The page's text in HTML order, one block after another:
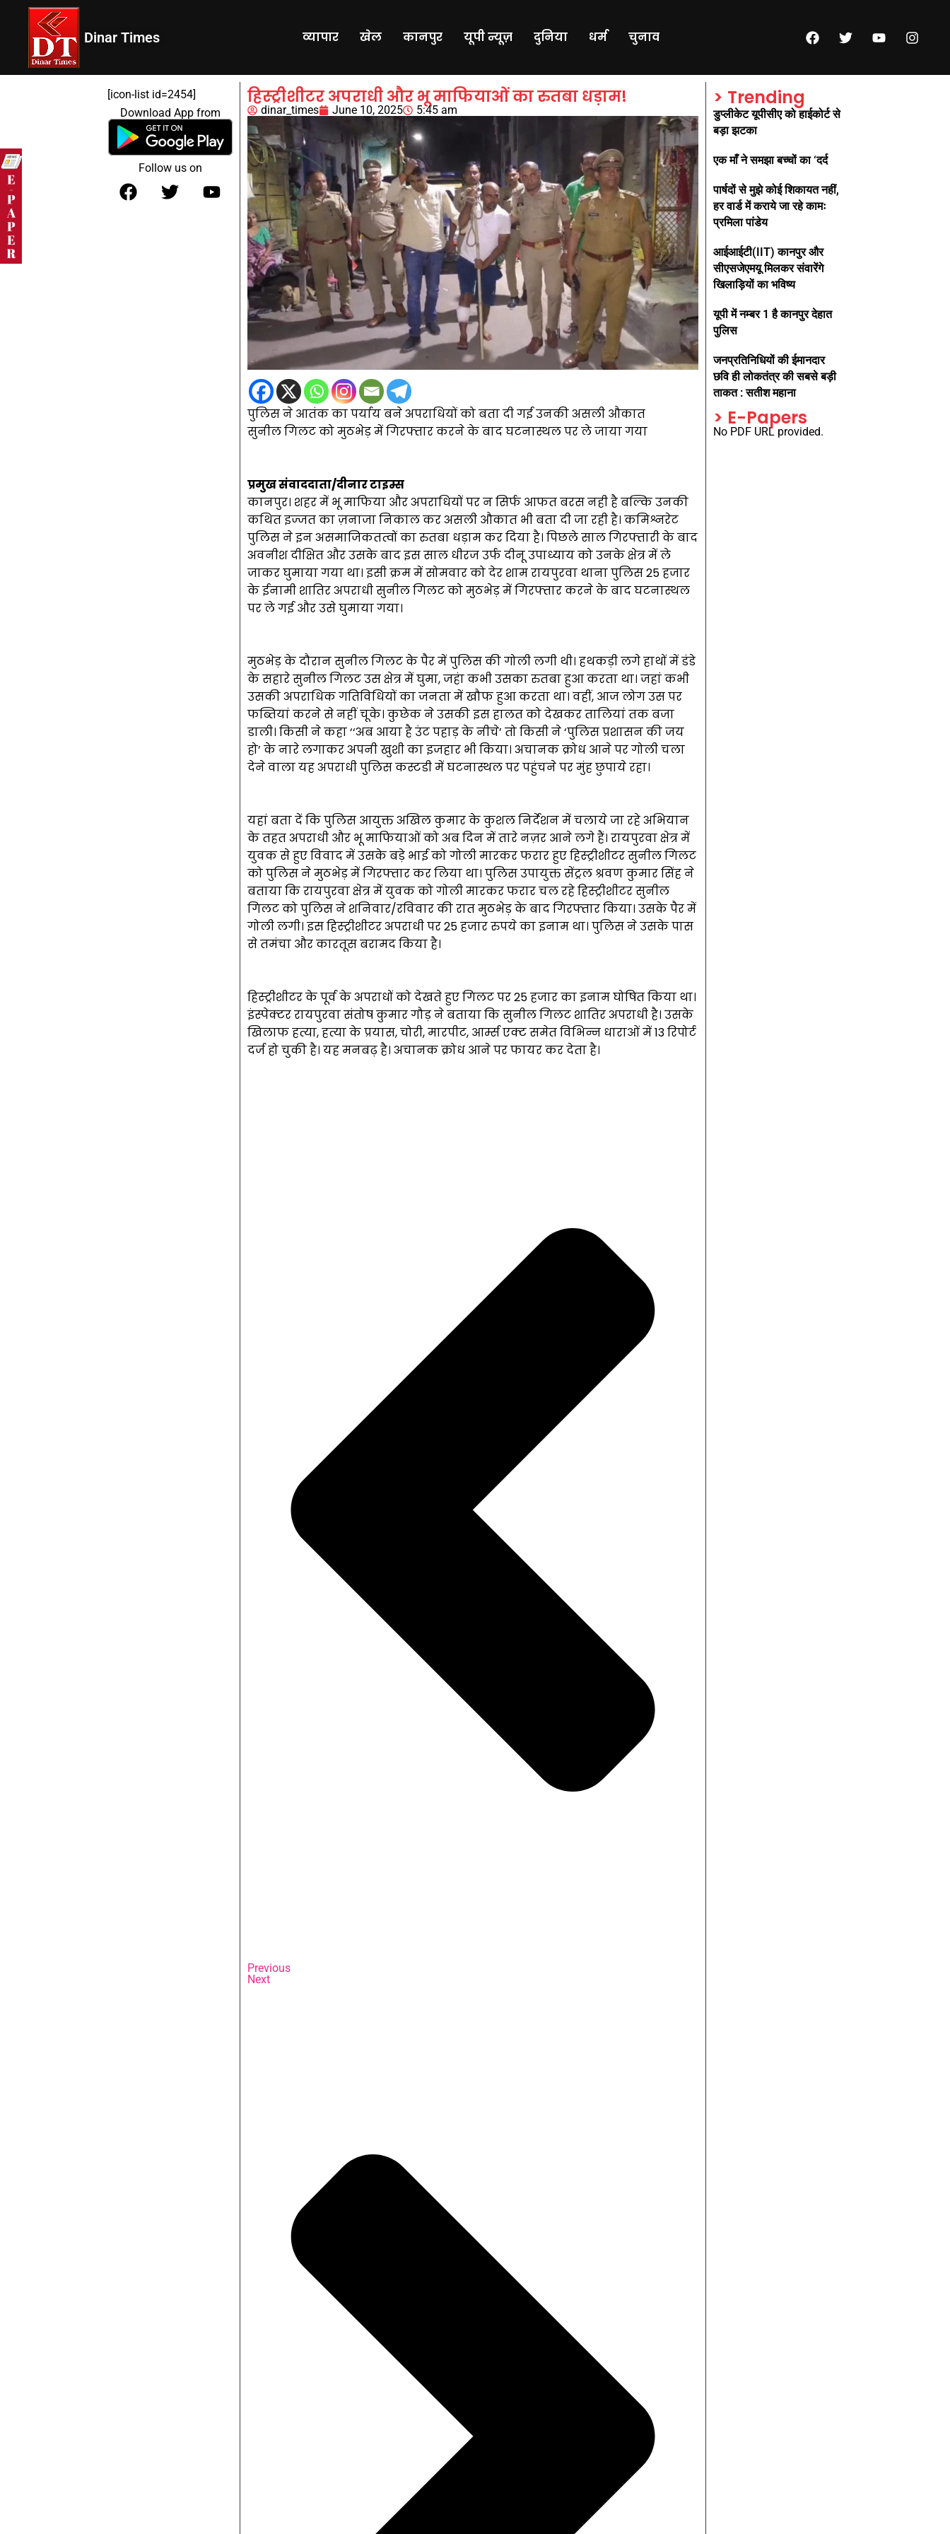
Dinar Times व्यापार खेल कानपुर यूपी न्यूज़ दुनिया धर्म चुनाव
[icon-list id=2454]
Download App from
Follow us on
हिस्ट्रीशीटर अपराधी और भू माफियाओं का रुतबा धड़ाम!
dinar_times June 10, 2025 5:45 am
पुलिस ने आतंक का पर्याय बने अपराधियों को बता दी गई उनकी असली औकात
सुनील गिलट को मुठभेड़ में गिरफ्तार करने के बाद घटनास्थल पर ले जाया गया
प्रमुख संवाददाता/दीनार टाइम्स
कानपुर। शहर में भू माफिया और अपराधियों पर न सिर्फ आफत बरस नही है बल्कि उनकी
कथित इज्जत का ज़नाजा निकाल कर असली औकात भी बता दी जा रही है। कमिश्नरेट
पुलिस ने इन असमाजिकतत्वों का रुतबा धड़ाम कर दिया है। पिछले साल गिरफ्तारी के बाद
अवनीश दीक्षित और उसके बाद इस साल धीरज उर्फ दीनू उपाध्याय को उनके क्षेत्र में ले
जाकर घुमाया गया था। इसी क्रम में सोमवार को देर शाम रायपुरवा थाना पुलिस 25 हजार
के ईनामी शातिर अपराधी सुनील गिलट को मुठभेड़ में गिरफ्तार करने के बाद घटनास्थल
पर ले गई और उसे घुमाया गया।
मुठभेड़ के दौरान सुनील गिलट के पैर में पुलिस की गोली लगी थी। हथकड़ी लगे हाथों में डंडे
के सहारे सुनील गिलट उस क्षेत्र में घुमा, जहंा कभी उसका रुतबा हुआ करता था। जहां कभी
उसकी अपराधिक गतिविधियों का जनता में खौफ हुआ करता था। वहीं, आज लोग उस पर
फब्तियां करने से नहीं चूके। कुछेक ने उसकी इस हालत को देखकर तालियां तक बजा
डाली। किसी ने कहा ‘‘अब आया है उंट पहाड़ के नीचे’ तो किसी ने ‘पुलिस प्रशासन की जय
हो’ के नारे लगाकर अपनी खुशी का इजहार भी किया। अचानक क्रोध आने पर गोली चला
देने वाला यह अपराधी पुलिस कस्टडी में घटनास्थल पर पहुंचने पर मुंह छुपाये रहा।
यहां बता दें कि पुलिस आयुक्त अखिल कुमार के कुशल निर्देशन में चलाये जा रहे अभियान
के तहत अपराधी और भू माफियाओं को अब दिन में तारे नज़र आने लगे हैं। रायपुरवा क्षेत्र में
युवक से हुए विवाद में उसके बड़े भाई को गोली मारकर फरार हुए हिस्ट्रीशीटर सुनील गिलट
को पुलिस ने मुठभेड़ में गिरफ्तार कर लिया था। पुलिस उपायुक्त सेंट्रल श्रवण कुमार सिंह ने
बताया कि रायपुरवा क्षेत्र में युवक को गोली मारकर फरार चल रहे हिस्ट्रीशीटर सुनील
गिलट को पुलिस ने शनिवार/रविवार की रात मुठभेड़ के बाद गिरफ्तार किया। उसके पैर में
गोली लगी। इस हिस्ट्रीशीटर अपराधी पर 25 हजार रुपये का इनाम था। पुलिस ने उसके पास
से तमंचा और कारतूस बरामद किया है।
हिस्ट्रीशीटर के पूर्व के अपराधों को देखते हुए गिलट पर 25 हजार का इनाम घोषित किया था।
इंस्पेक्टर रायपुरवा संतोष कुमार गौड़ ने बताया कि सुनील गिलट शातिर अपराधी है। उसके
खिलाफ हत्या, हत्या के प्रयास, चोरी, मारपीट, आर्म्स एक्ट समेत विभिन्न धाराओं में 13 रिपोर्ट
दर्ज हो चुकी है। यह मनबढ़ है। अचानक क्रोध आने पर फायर कर देता है।
Previous
Next
> Trending
डुप्लीकेट यूपीसीए को हाईकोर्ट से
बड़ा झटका
एक माँ ने समझा बच्चों का ‘दर्द
पार्षदों से मुझे कोई शिकायत नहीं,
हर वार्ड में कराये जा रहे कामः
प्रमिला पांडेय
आईआईटी(IIT) कानपुर और
सीएसजेएमयू मिलकर संवारेंगे
खिलाड़ियों का भविष्य
यूपी में नम्बर 1 है कानपुर देहात
पुलिस
जनप्रतिनिधियों की ईमानदार
छवि ही लोकतंत्र की सबसे बड़ी
ताकत : सतीश महाना
> E-Papers
No PDF URL provided.